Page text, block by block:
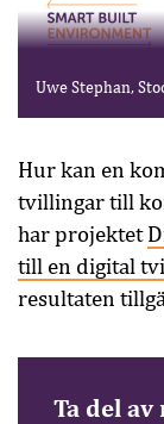
Uwe Stephan,
Hur kan en
tvillingar till
har projektet
till en digital
resultaten
Ta del